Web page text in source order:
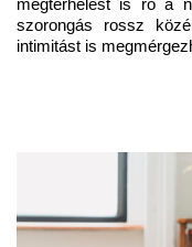
megterhelést is ró a
szorongás rossz
intimitást is